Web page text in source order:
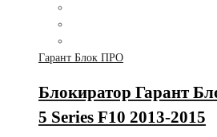
Гарант Блок ПРО
Блокиратор Гарант
5 Series F10 2013-2015